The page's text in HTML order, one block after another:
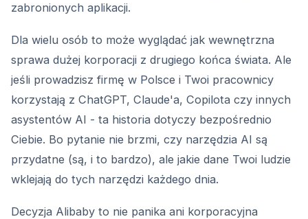
zabronionych aplikacji.
Dla wielu osób to może wyglądać jak wewnętrzna
sprawa dużej korporacji z drugiego końca świata. Ale
jeśli prowadzisz firmę w Polsce i Twoi pracownicy
korzystają z ChatGPT, Claude'a, Copilota czy innych
asystentów AI - ta historia dotyczy bezpośrednio
Ciebie. Bo pytanie nie brzmi, czy narzędzia AI są
przydatne (są, i to bardzo), ale jakie dane Twoi ludzie
wklejają do tych narzędzi każdego dnia.
Decyzja Alibaby to nie panika ani korporacyjna